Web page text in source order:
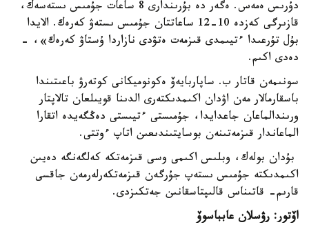
دۇرىس ەمەس. ەگەر دە بۇرىندارى 8 ساعات جۇمىس ىستەسەك،
قازىرگى كەزدە 10-12 ساعاتتان جۇمىس ىستەۋ كەرەك. الايدا
بۇل تۇرعىدا ءتيىمدى قىزمەت ەتۋدى نازاردا ۇستاۋ كەرەك»، -
دەدى اكىم.
سونىمەن قاتار ب. ساپاربايەۆ ەكونوميكانى كوتەرۋ باعىتىندا
باسقارمالار مەن اۋدان اكىمدىكتەرى الدىنا قويىلعان تالاپتار
ورىندالماعان جاعدايدا، جۇمىستى ءتيىستى دەڭگەيدە اتقارا
الماعاندار قىزمەتىنەن بوسايتىندىعىن اتاپ ءوتتى.
بۇدان بولەك، وبلىس اكىمى وسى قىزمەتكە كەلگەنگە دەيىن
اكىمدىكتە جۇمىس ىستەپ جۇرگەن قىزمەتكەرلەرمەن جاقسى
قارىم- قاتىناس قالىپتاسقانىن جەتكىزدى.
اۆتور: رۋسلان عابباسوۆ